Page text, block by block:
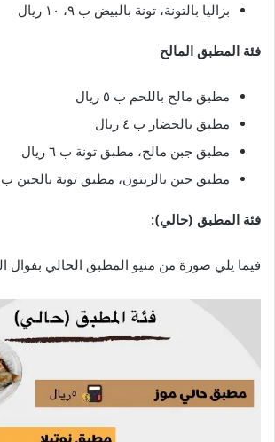
بزاليا بالتونة، تونة بالبيض ب ٩، ١٠ ريال
فئة المطبق المالح
مطبق مالح باللحم ب ٥ ريال
مطبق بالخضار ب ٤ ريال
مطبق جبن مالح، مطبق تونة ب ٦ ريال
مطبق جبن بالزيتون، مطبق تونة بالجبن ب ٧ ريال
فئة المطبق (حالي):
فيما يلي صورة من منيو المطبق الحالي بفوال